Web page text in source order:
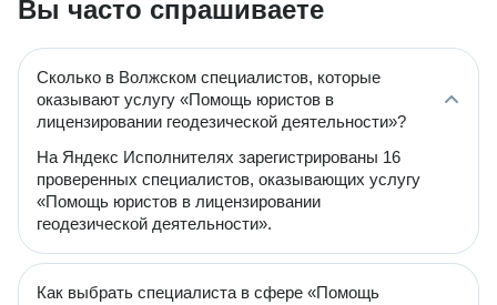
Вы часто спрашиваете
Сколько в Волжском специалистов, которые
оказывают услугу «Помощь юристов в
лицензировании геодезической деятельности»?
На Яндекс Исполнителях зарегистрированы 16
проверенных специалистов, оказывающих услугу
«Помощь юристов в лицензировании
геодезической деятельности».
Как выбрать специалиста в сфере «Помощь